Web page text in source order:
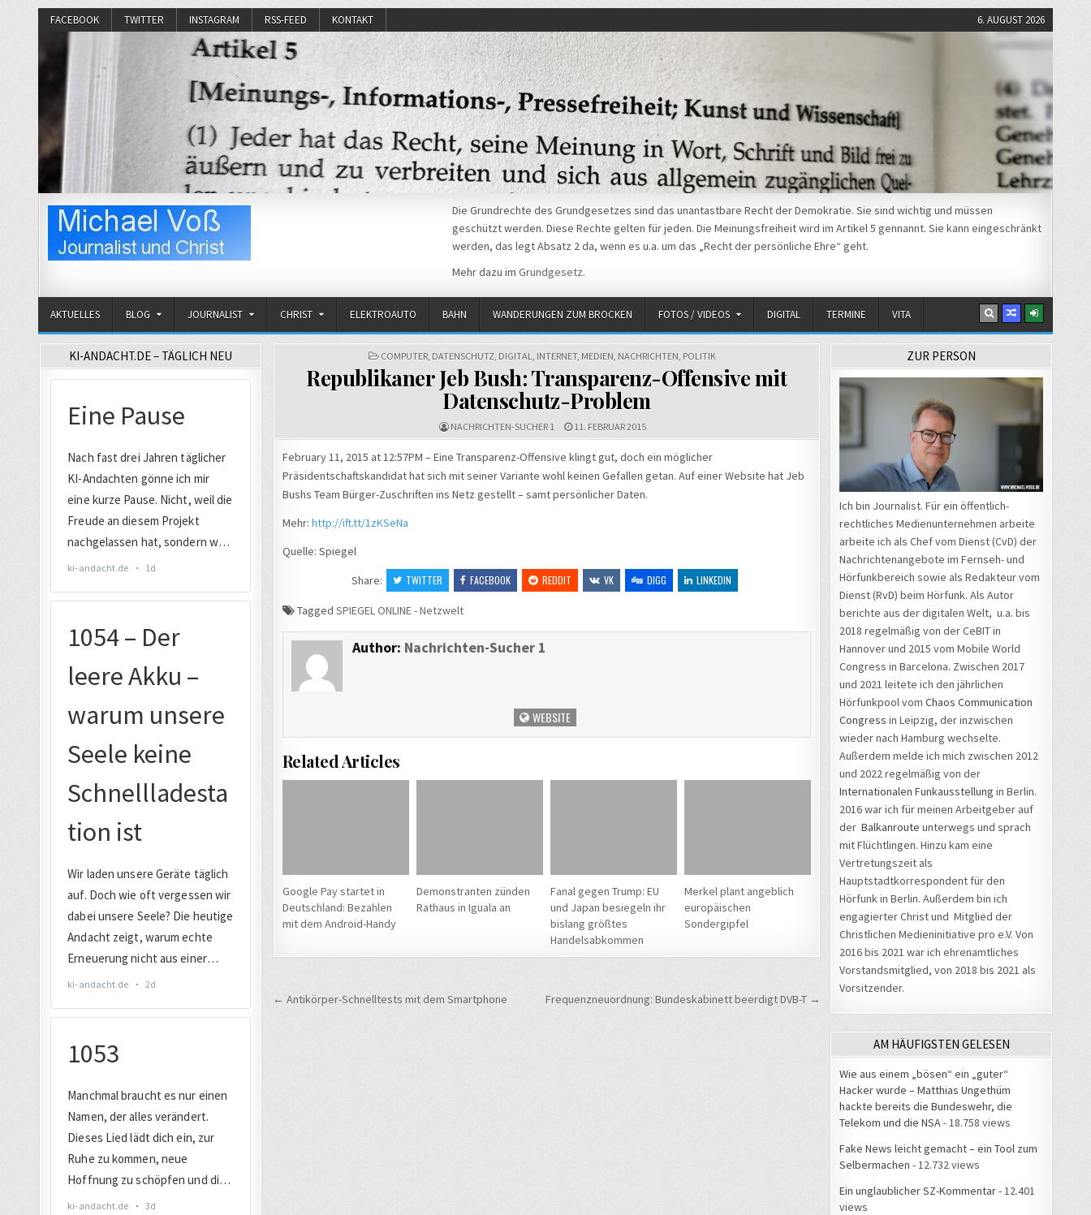
FACEBOOK TWITTER INSTAGRAM RSS-FEED KONTAKT 6. AUGUST 2026
Die Grundrechte des Grundgesetzes sind das unantastbare Recht der Demokratie. Sie sind wichtig und müssen
geschützt werden. Diese Rechte gelten für jeden. Die Meinungsfreiheit wird im Artikel 5 gennannt. Sie kann eingeschränkt
werden, das legt Absatz 2 da, wenn es u.a. um das „Recht der persönliche Ehre“ geht.
Mehr dazu im Grundgesetz.
AKTUELLES BLOG JOURNALIST CHRIST ELEKTROAUTO BAHN WANDERUNGEN ZUM BROCKEN FOTOS / VIDEOS DIGITAL TERMINE VITA
POSTED
IN
COMPUTER DATENSCHUTZ DIGITAL INTERNET, MEDIEN NACHRICHTEN POLITIK
Republikaner Jeb Bush: Transparenz-Offensive mit
Datenschutz-Problem
NACHRICHTEN-SUCHER 1 11. FEBRUAR 2015
February 11, 2015 at 12:57PM – Eine Transparenz-Offensive klingt gut, doch ein möglicher
Präsidentschaftskandidat hat sich mit seiner Variante wohl keinen Gefallen getan. Auf einer Website hat Jeb
Bushs Team Bürger-Zuschriften ins Netz gestellt – samt persönlicher Daten.
Mehr: http://ift.tt/1zKSeNa
Quelle: Spiegel
Share:
TWITTER FACEBOOK REDDIT VK DIGG LINKEDIN
Tagged SPIEGEL ONLINE - Netzwelt
Author: Nachrichten-Sucher 1
WEBSITE
Related Articles
Google Pay startet in
Deutschland: Bezahlen
mit dem Android-Handy
Demonstranten zünden
Rathaus in Iguala an
Fanal gegen Trump: EU
und Japan besiegeln ihr
bislang größtes
Handelsabkommen
Merkel plant angeblich
europäischen
Sondergipfel
Beitragsnavigation Frequenzneuordnung: Bundeskabinett beerdigt DVB-T →
← Antikörper-Schnelltests mit dem Smartphone
KI-ANDACHT.DE – TÄGLICH NEU ZUR PERSON
Ich bin Journalist. Für ein öffentlich-
rechtliches Medienunternehmen arbeite
arbeite ich als Chef vom Dienst (CvD) der
Nachrichtenangebote im Fernseh- und
Hörfunkbereich sowie als Redakteur vom
Dienst (RvD) beim Hörfunk. Als Autor
berichte aus der digitalen Welt, u.a. bis
2018 regelmäßig von der CeBIT in
Hannover und 2015 vom Mobile World
Congress in Barcelona. Zwischen 2017
und 2021 leitete ich den jährlichen
Hörfunkpool vom Chaos Communication
Congress in Leipzig, der inzwischen
wieder nach Hamburg wechselte.
Außerdem melde ich mich zwischen 2012
und 2022 regelmäßig von der
Internationalen Funkausstellung in Berlin.
2016 war ich für meinen Arbeitgeber auf
der Balkanroute unterwegs und sprach
mit Flüchtlingen. Hinzu kam eine
Vertretungszeit als
Hauptstadtkorrespondent für den
Hörfunk in Berlin. Außerdem bin ich
engagierter Christ und Mitglied der
Christlichen Medieninitiative pro e.V. Von
2016 bis 2021 war ich ehrenamtliches
Vorstandsmitglied, von 2018 bis 2021 als
Vorsitzender.
AM HÄUFIGSTEN GELESEN
Wie aus einem „bösen“ ein „guter“
Hacker wurde – Matthias Ungethüm
hackte bereits die Bundeswehr, die
Telekom und die NSA - 18.758 views
Fake News leicht gemacht – ein Tool zum
Selbermachen - 12.732 views
Ein unglaublicher SZ-Kommentar- 12.401
views